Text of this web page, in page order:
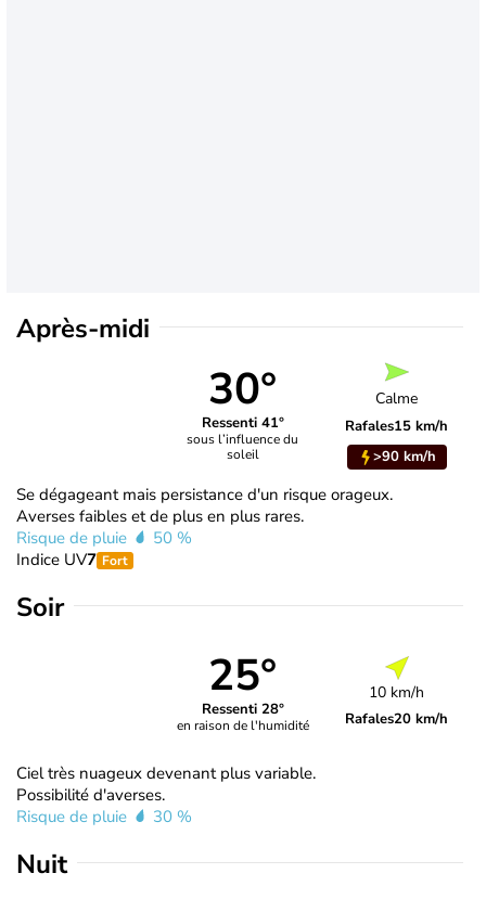
Après-midi
30°
Ressenti 41°
sous l’influence du
soleil
Calme
Rafales15 km/h
>90 km/h
Se dégageant mais persistance d'un risque orageux.
Averses faibles et de plus en plus rares.
Risque de pluie
50 %
Indice UV7 Fort
Soir
25°
Ressenti 28°
en raison de l'humidité
10 km/h
Rafales20 km/h
Ciel très nuageux devenant plus variable.
Possibilité d'averses.
Risque de pluie
30 %
Nuit